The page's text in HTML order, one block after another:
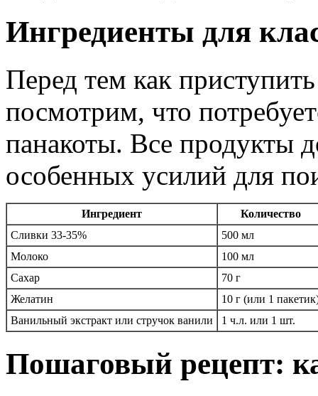
Ингредиенты для
Перед тем как
посмотрим, что
панакоты. Все продукты
особенных усилий для
Ингредиент
Количество
Сливки 33-35%
500 мл
Молоко
100 мл
Сахар
70 г
Желатин
10 г (или 1
Ванильный экстракт или стручок ванили
1 ч.л. или 1 шт.
Пошаговый рецепт: